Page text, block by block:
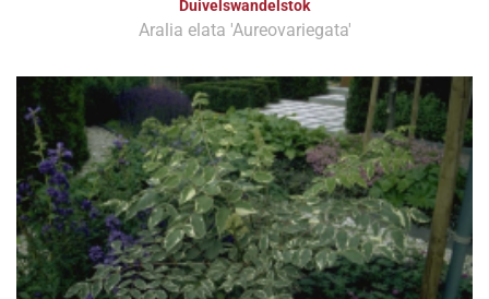
Duivelswandelstok
Aralia elata 'Aureovariegata'